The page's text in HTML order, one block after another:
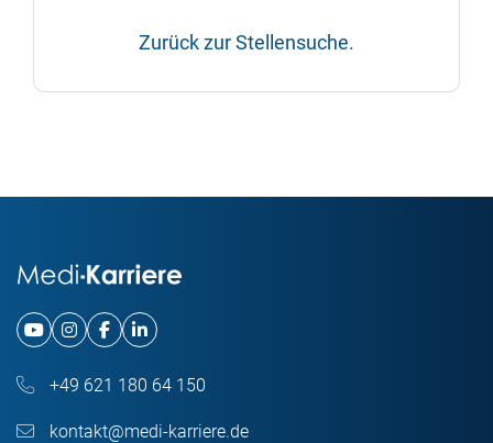
Zurück zur Stellensuche.
+49 621 180 64 150
kontakt@medi-karriere.de